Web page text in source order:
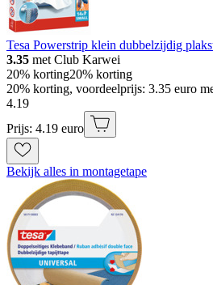
Tesa Powerstrip klein dubbelzijdig
3.35 met Club Karwei
20% korting20% korting
20% korting, voordeelprijs: 3.35 euro
4.19
Prijs: 4.19 euro
Bekijk alles in montagetape